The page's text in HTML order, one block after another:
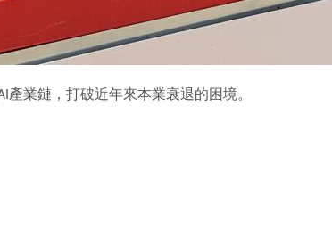
業鏈，打破近年來本業衰退的困境。